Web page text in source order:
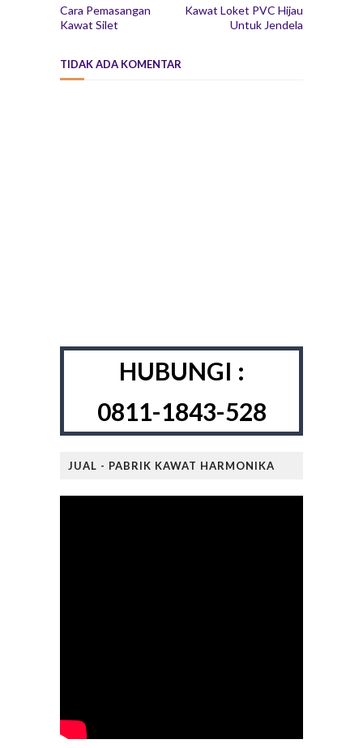
Kawat Loket PVC Hijau
Untuk Jendela
Cara Pemasangan
Kawat Silet
TIDAK ADA KOMENTAR
HUBUNGI :
0811-1843-528
JUAL - PABRIK KAWAT HARMONIKA